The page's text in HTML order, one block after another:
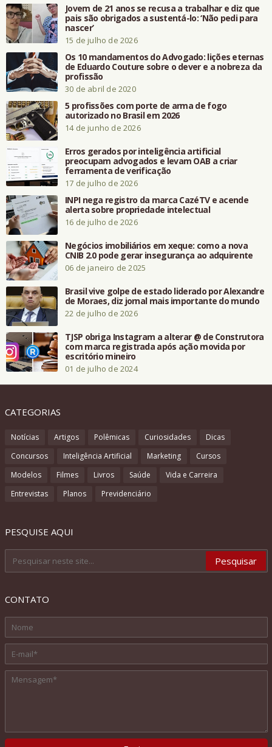
Jovem de 21 anos se recusa a trabalhar e diz que
pais são obrigados a sustentá-lo: ‘Não pedi para
nascer’
15 de julho de 2026
Os 10 mandamentos do Advogado: lições eternas
de Eduardo Couture sobre o dever e a nobreza da
profissão
30 de abril de 2020
5 profissões com porte de arma de fogo
autorizado no Brasil em 2026
14 de junho de 2026
Erros gerados por inteligência artificial
preocupam advogados e levam OAB a criar
ferramenta de verificação
17 de julho de 2026
INPI nega registro da marca CazéTV e acende
alerta sobre propriedade intelectual
16 de julho de 2026
Negócios imobiliários em xeque: como a nova
CNIB 2.0 pode gerar insegurança ao adquirente
06 de janeiro de 2025
Brasil vive golpe de estado liderado por Alexandre
de Moraes, diz jornal mais importante do mundo
22 de julho de 2026
TJSP obriga Instagram a alterar @ de Construtora
com marca registrada após ação movida por
escritório mineiro
01 de julho de 2024
CATEGORIAS
Notícias Artigos Polêmicas Curiosidades
Dicas
Concursos
Inteligência Artificial Marketing
Cursos
Modelos
Filmes Livros Saúde
Vida e Carreira
Entrevistas
Planos Previdenciário
PESQUISE AQUI
CONTATO